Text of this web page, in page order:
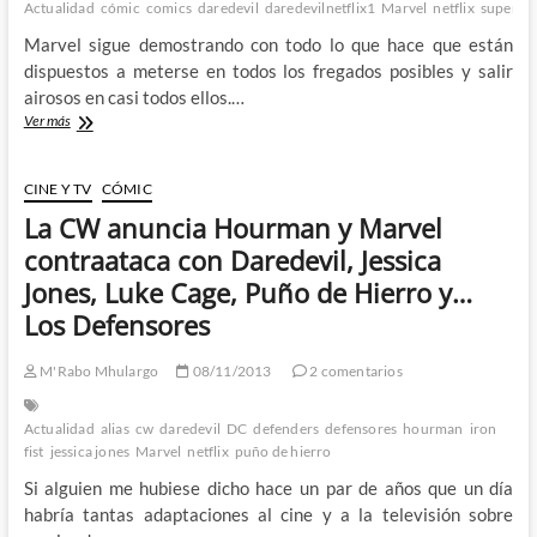
nos
gustado
–
1º
Parte
Actualidad cómic comics daredevil daredevilnetflix1 Marvel netflix
Marvel sigue demostrando con todo lo que hace que están
dispuestos a meterse en todos los fregados posibles y salir
airosos en casi todos ellos.…
Ver másDaredevil
y
Netflix
se
alían
para
convertir
al
héroe
en
grandísima
serie
television
CINE Y TV CÓMIC
La CW anuncia Hourman y Marvel
contraataca con Daredevil, Jessica
Jones, Luke Cage, Puño de Hierro y…
Los Defensores
M'Rabo Mhulargo 08/11/2013 2 comentarios
Actualidad alias cw daredevil DC defenders defensores hourman iron
fist jessica jones Marvel netflix puño de hierro
Si alguien me hubiese dicho hace un par de años que un día
habría tantas adaptaciones al cine y a la televisión sobre